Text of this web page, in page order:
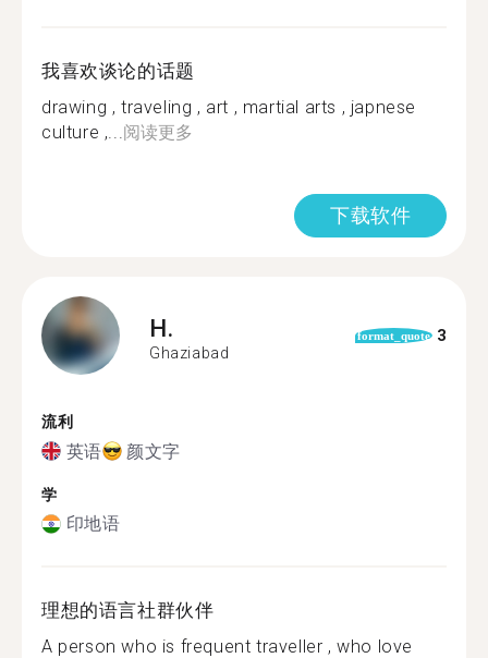
我喜欢谈论的话题
drawing , traveling , art , martial arts , japnese
culture ,...阅读更多
下载软件
H.
Ghaziabad
format_quote 3
流利
英语 颜文字
学
印地语
理想的语言社群伙伴
A person who is frequent traveller , who love